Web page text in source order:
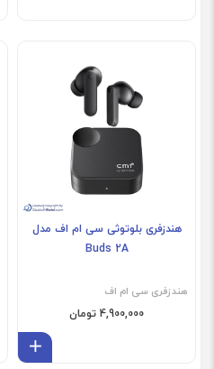
هندزفری بلوتوثی سی ام اف مدل
Buds 2A
هندزفری سی ام اف
4,900,000 تومان